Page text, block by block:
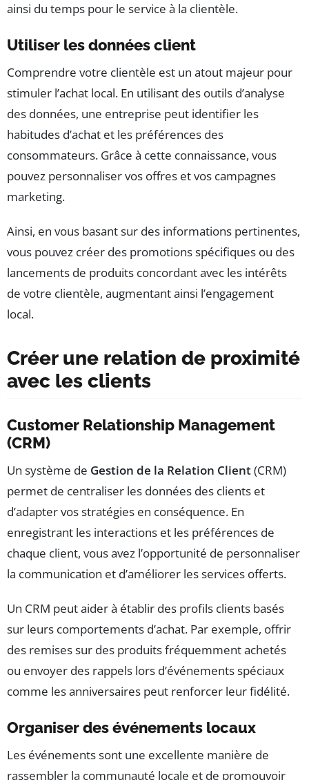
ainsi du temps pour le service à la clientèle.
Utiliser les données client
Comprendre votre clientèle est un atout majeur pour
stimuler l’achat local. En utilisant des outils d’analyse
des données, une entreprise peut identifier les
habitudes d’achat et les préférences des
consommateurs. Grâce à cette connaissance, vous
pouvez personnaliser vos offres et vos campagnes
marketing.
Ainsi, en vous basant sur des informations pertinentes,
vous pouvez créer des promotions spécifiques ou des
lancements de produits concordant avec les intérêts
de votre clientèle, augmentant ainsi l’engagement
local.
Créer une relation de proximité
avec les clients
Customer Relationship Management
(CRM)
Un système de Gestion de la Relation Client(CRM)
permet de centraliser les données des clients et
d’adapter vos stratégies en conséquence. En
enregistrant les interactions et les préférences de
chaque client, vous avez l’opportunité de personnaliser
la communication et d’améliorer les services offerts.
Un CRM peut aider à établir des profils clients basés
sur leurs comportements d’achat. Par exemple, offrir
des remises sur des produits fréquemment achetés
ou envoyer des rappels lors d’événements spéciaux
comme les anniversaires peut renforcer leur fidélité.
Organiser des événements locaux
Les événements sont une excellente manière de
rassembler la communauté locale et de promouvoir